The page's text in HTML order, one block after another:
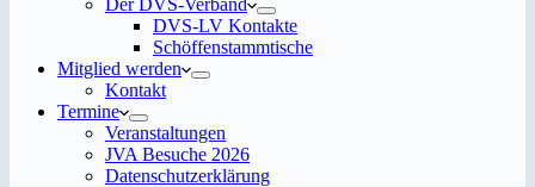
Der DVS-Verband
DVS-LV Kontakte
Schöffenstammtische
Mitglied werden
Kontakt
Termine
Veranstaltungen
JVA Besuche 2026
Datenschutz­erklärung